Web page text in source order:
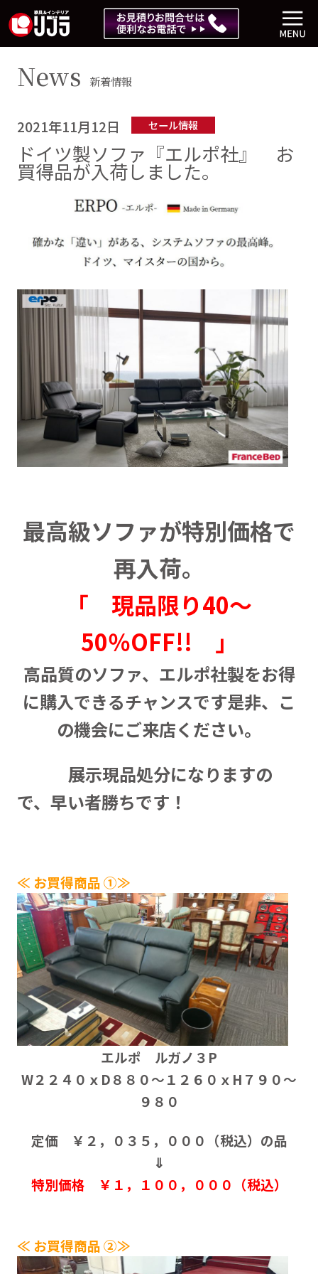
News 新着情報
セール情報
2021年11月12日
ドイツ製ソファ『エルポ社』 お
買得品が入荷しました。
最高級ソファが特別価格で
再入荷。
「 現品限り40～
50％OFF!! 」
高品質のソファ、エルポ社製をお得
に購入できるチャンスです是非、こ
の機会にご来店ください。
展示現品処分になりますの
で、早い者勝ちです！
≪ お買得商品 ①≫
エルポ ルガノ３P
W２２４０ｘD８８０～１２６０ｘH７９０～
９８０
定価 ￥２，０３５，０００（税込）の品
⇓
特別価格 ￥１，１００，０００（税込）
≪ お買得商品 ②≫